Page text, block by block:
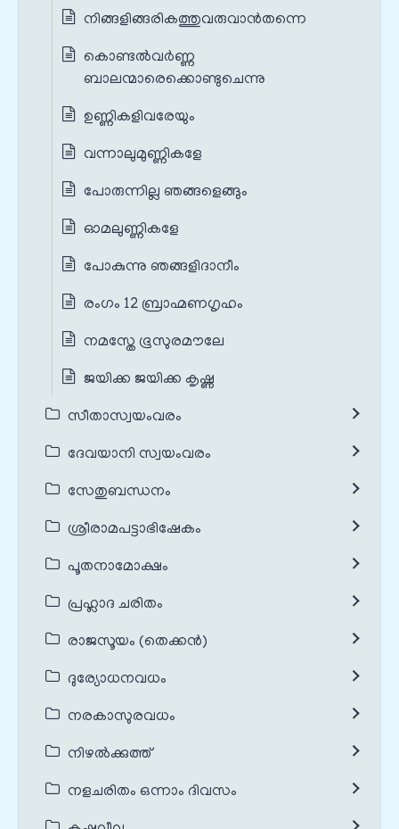
നിങ്ങളിങ്ങരികത്തുവരുവാൻതന്നെ
കൊണ്ടൽവർണ്ണ
ബാലന്മാരെക്കൊണ്ടുചെന്നു
ഉണ്ണികളിവരേയും
വന്നാലുമുണ്ണികളേ
പോരുന്നില്ല ഞങ്ങളെങ്ങും
ഓമലുണ്ണികളേ
പോകുന്നു ഞങ്ങളിദാനീം
രംഗം 12 ബ്രാഹ്മണഗൃഹം
നമസ്തേ ഭൂസുരമൗലേ
ജയിക്ക ജയിക്ക കൃഷ്ണ
സീതാസ്വയംവരം
ദേവയാനി സ്വയംവരം
സേതുബന്ധനം
ശ്രീരാമപട്ടാഭിഷേകം
പൂതനാമോക്ഷം
പ്രഹ്ലാദ ചരിതം
രാജസൂയം (തെക്കൻ)
ദുര്യോധനവധം
നരകാസുരവധം
നിഴൽക്കുത്ത്
നളചരിതം ഒന്നാം ദിവസം